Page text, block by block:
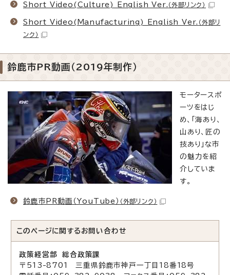
Short Video(Culture) English Ver. （外部リンク）
Short Video(Manufacturing) English Ver. （外部リ
ンク）
鈴鹿市PR動画（2019年制作）
モータースポ
ーツをはじ
め、「海あり、
山あり、匠の
技あり」な市
の魅力を紹
介していま
す。
鈴鹿市PR動画（YouTube） （外部リンク）
このページに関する お問い合わせ
政策経営部 総合政策課
〒513-8701 三重県鈴鹿市神戸一丁目18番18号